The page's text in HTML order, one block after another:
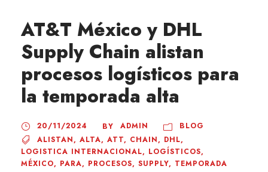
AT&T México y DHL
Supply Chain alistan
procesos logísticos para
la temporada alta
20/11/2024 BY ADMIN
BLOG
ALISTAN, ALTA, ATT, CHAIN, DHL,
LOGISTICA INTERNACIONAL, LOGÍSTICOS,
MÉXICO, PARA, PROCESOS, SUPPLY, TEMPORADA